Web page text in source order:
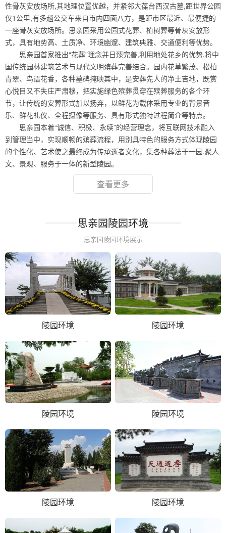
性骨灰安放场所,其地理位置优越，并紧邻大葆台西汉古墓,距世界公园
仅1公里,有多趟公交车来自市内四面八方，是距市区最近、最便捷的
一座骨灰安放场所。思亲园采用公园式花葬、植树葬等骨灰安放形
式，具有地势高、土质净、环境幽邃、建筑典雅、交通便利等优势。
思亲园首家推出“花葬”理念并日臻完善,利用地处花乡的优势,将中
国传统园林建筑艺术与现代文明殡葬完善结合。园内花草繁茂、松柏
青翠、鸟语花香，各种墓碑掩映其中，是安葬先人的净土吉地，既赏
心悦目又不失庄严肃穆，把实施绿色殡葬贯穿在殡葬服务的各个环
节，让传统的安葬形式加以扬弃，以鲜花为载体采用专业的背景音
乐、鲜花礼仪、全程摄像等服务、具有形式独特过程简介等特点。
思亲园本着“诚信、积极、永续”的经营理念，将互联网技术融入
到管理当中，实现顺畅的殡葬流程，用别具特色的服务方式体现陵园
的个性化、艺术使之最终成为传承逝者文化，集各种葬法于一园,聚人
文、景观、服务于一体的新型陵园。
查看更多
思亲园陵园环境
思亲园陵园环境展示
陵园环境 陵园环境
陵园环境 陵园环境
陵园环境 陵园环境